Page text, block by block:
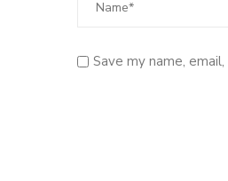
Save my name,